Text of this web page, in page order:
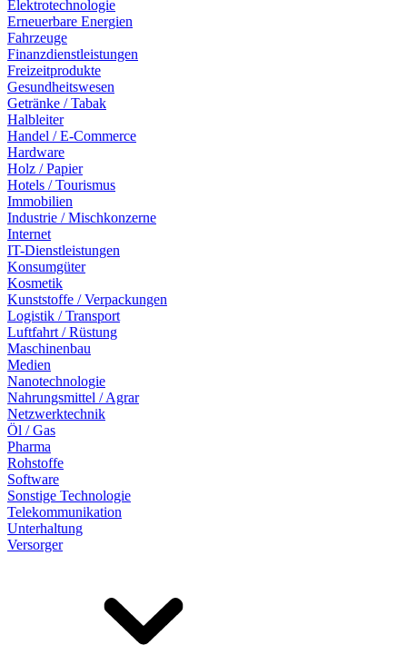
Elektrotechnologie
Erneuerbare Energien
Fahrzeuge
Finanzdienstleistungen
Freizeitprodukte
Gesundheitswesen
Getränke / Tabak
Halbleiter
Handel / E-Commerce
Hardware
Holz / Papier
Hotels / Tourismus
Immobilien
Industrie / Mischkonzerne
Internet
IT-Dienstleistungen
Konsumgüter
Kosmetik
Kunststoffe / Verpackungen
Logistik / Transport
Luftfahrt / Rüstung
Maschinenbau
Medien
Nanotechnologie
Nahrungsmittel / Agrar
Netzwerktechnik
Öl / Gas
Pharma
Rohstoffe
Software
Sonstige Technologie
Telekommunikation
Unterhaltung
Versorger